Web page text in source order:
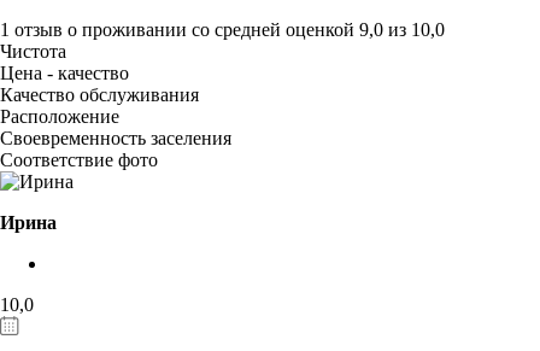
1 отзыв о проживании со средней оценкой 9,0 из 10,0
Чистота
Цена - качество
Качество обслуживания
Расположение
Своевременность заселения
Соответствие фото
Ирина
10,0